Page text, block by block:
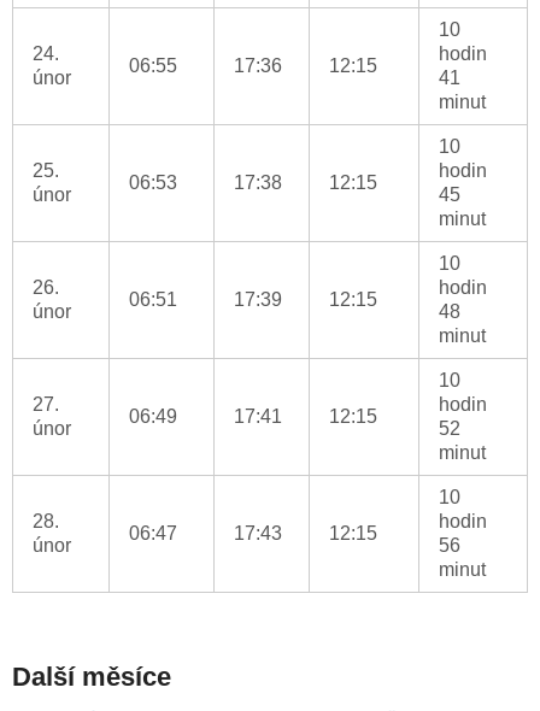
24.
únor
06:55 17:36 12:15
10
hodin
41
minut
25.
únor
06:53 17:38 12:15
10
hodin
45
minut
26.
únor
06:51 17:39 12:15
10
hodin
48
minut
27.
únor
06:49 17:41 12:15
10
hodin
52
minut
28.
únor
06:47 17:43 12:15
10
hodin
56
minut
Další měsíce